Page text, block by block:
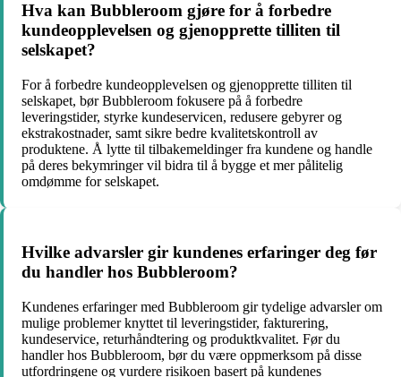
Hva kan Bubbleroom gjøre for å forbedre
kundeopplevelsen og gjenopprette tilliten til
selskapet?
For å forbedre kundeopplevelsen og gjenopprette tilliten til
selskapet, bør Bubbleroom fokusere på å forbedre
leveringstider, styrke kundeservicen, redusere gebyrer og
ekstrakostnader, samt sikre bedre kvalitetskontroll av
produktene. Å lytte til tilbakemeldinger fra kundene og handle
på deres bekymringer vil bidra til å bygge et mer pålitelig
omdømme for selskapet.
Hvilke advarsler gir kundenes erfaringer deg før
du handler hos Bubbleroom?
Kundenes erfaringer med Bubbleroom gir tydelige advarsler om
mulige problemer knyttet til leveringstider, fakturering,
kundeservice, returhåndtering og produktkvalitet. Før du
handler hos Bubbleroom, bør du være oppmerksom på disse
utfordringene og vurdere risikoen basert på kundenes